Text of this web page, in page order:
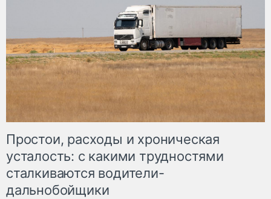
Простои, расходы и хроническая
усталость: с какими трудностями
сталкиваются водители-
дальнобойщики